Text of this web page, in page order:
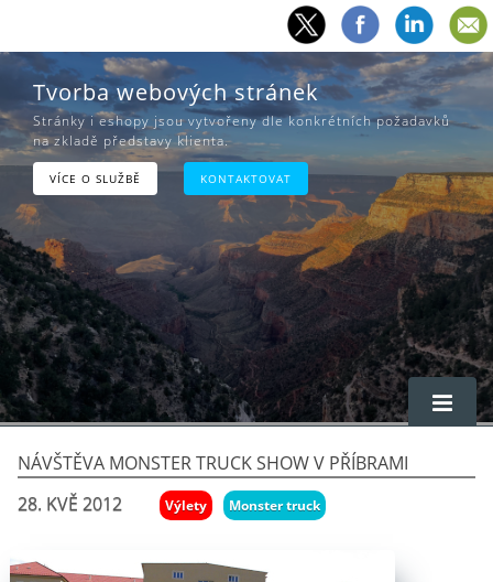
Tvorba webových stránek
Stránky i eshopy jsou vytvořeny dle konkrétních požadavků
na zkladě představy klienta.
VÍCE O SLUŽBĚ KONTAKTOVAT
Návštěva Monster truck show v Příbrami
28. KVĚ 2012 Výlety Monster truck